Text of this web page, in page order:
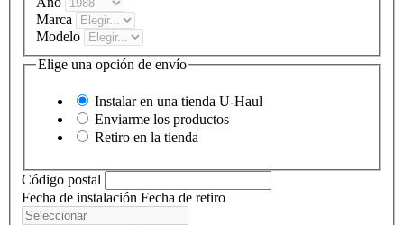
Marca
Modelo
Elige una opción de envío
Instalar en una tienda U-Haul
Enviarme los productos
Retiro en la tienda
Código postal
Fecha de instalación Fecha de retiro